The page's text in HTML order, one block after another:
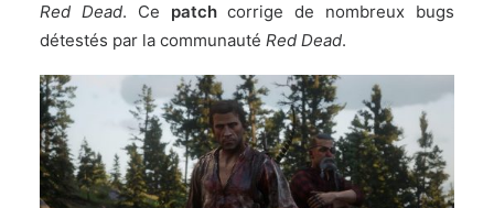
Red Dead. Ce patchcorrige de nombreux bugs
détestés par la communauté Red Dead.